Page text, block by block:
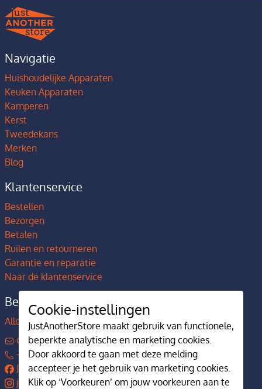
Navigatie
Huishoudelijke Apparaten
Keuken Apparaten
Kamperen
Kerst
Tweedekans
Merken
Blog
Klantenservice
Bestellen
Bezorgen
Betalen
Ruilen en retourneren
Garantie en reparatie
Naar de klantenservice
Bedrijfsgegevens
Alles over JustAnotherStore
contact@justanotherstore.nl
+31 73 644 7405
JustAnotherStore
justanotherstore.nl
Cookie-instellingen
JustAnotherStore maakt gebruik van functionele,
beperkte analytische en marketing cookies.
Door akkoord te gaan met deze melding
accepteer je het gebruik van marketing cookies.
Klik op ‘Voorkeuren’ om jouw voorkeuren aan te